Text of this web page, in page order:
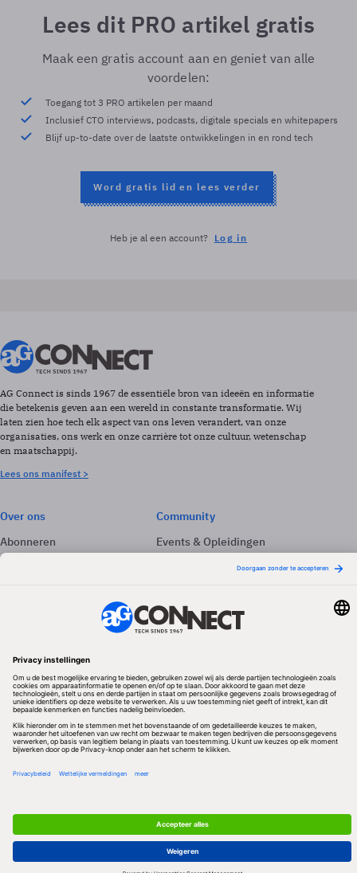
Lees dit PRO artikel gratis
Maak een gratis account aan en geniet van alle
voordelen:
Toegang tot 3 PRO artikelen per maand
Inclusief CTO interviews, podcasts, digitale specials en whitepapers
Blijf up-to-date over de laatste ontwikkelingen in en rond tech
Word gratis lid en lees verder
Heb je al een account? Log in
AG Connect is sinds 1967 de essentiële bron van ideeën en informatie
die betekenis geven aan een wereld in constante transformatie. Wij
laten zien hoe tech elk aspect van ons leven verandert, van onze
organisaties, ons werk en onze carrière tot onze cultuur, wetenschap
en maatschappij.
Lees ons manifest >
Over ons
Abonneren
Adverteren
Community
Events & Opleidingen
Volg ons
Redactionele partner
Algemene Voorwaarden & Copyrights